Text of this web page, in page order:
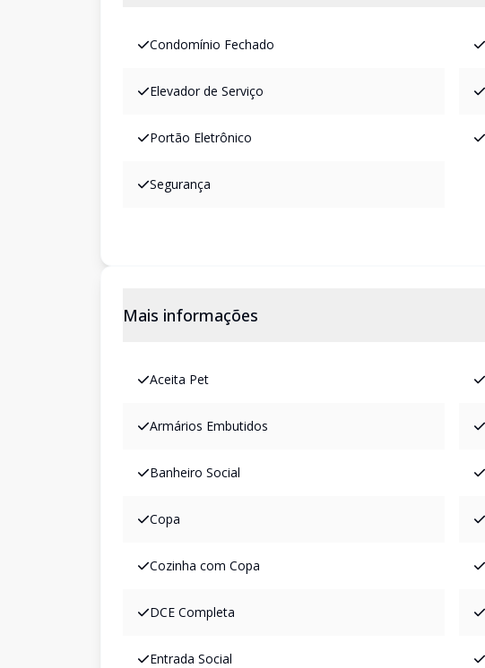
Condomínio Fechado
Elevador de Serviço
Portão Eletrônico
Segurança
Mais informações
Aceita Pet
Armários Embutidos
Banheiro Social
Copa
Cozinha com Copa
DCE Completa
Entrada Social